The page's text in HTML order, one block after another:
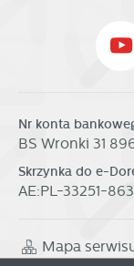
Nr konta
BS Wronki 31
Skrzynka do e-
AE:PL-33251-
Mapa